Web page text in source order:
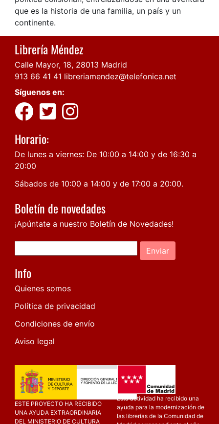
que es la historia de una familia, un país y un
continente.
Librería Méndez
Calle Mayor, 18, 28013 Madrid
913 66 41 41 libreriamendez@telefonica.net
Síguenos en:
Horario:
De lunes a viernes: De 10:00 a 14:00 y de 16:30 a
20:00
Sábados de 10:00 a 14:00 y de 17:00 a 20:00.
Boletín de novedades
¡Apúntate a nuestro Boletín de Novedades!
Enviar
Info
Quienes somos
Política de privacidad
Condiciones de envío
Aviso legal
ESTE PROYECTO HA RECIBIDO
UNA AYUDA EXTRAORDINARIA
DEL MINISTERIO DE CULTURA
Esta actividad ha recibido una
ayuda para la modernización de
las librerías de la Comunidad de